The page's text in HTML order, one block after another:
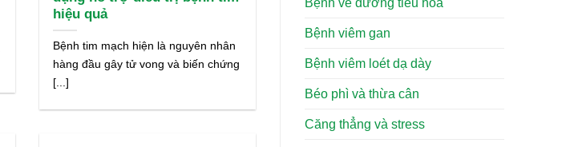
hiệu quả
Bệnh tim mạch hiện là nguyên nhân
hàng đầu gây tử vong và biến chứng
[...]
Bệnh về đường tiêu hóa
Bệnh viêm gan
Bệnh viêm loét dạ dày
Béo phì và thừa cân
Căng thẳng và stress